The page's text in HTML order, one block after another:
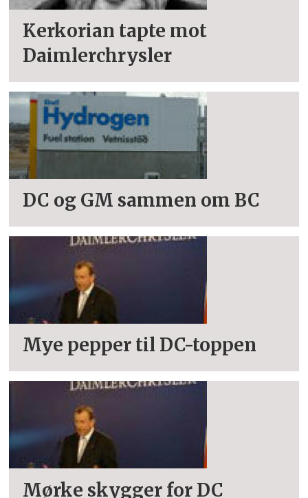
Kerkorian tapte mot
Daimlerchrysler
DC og GM sammen om BC
Mye pepper til DC-toppen
Mørke skygger for DC